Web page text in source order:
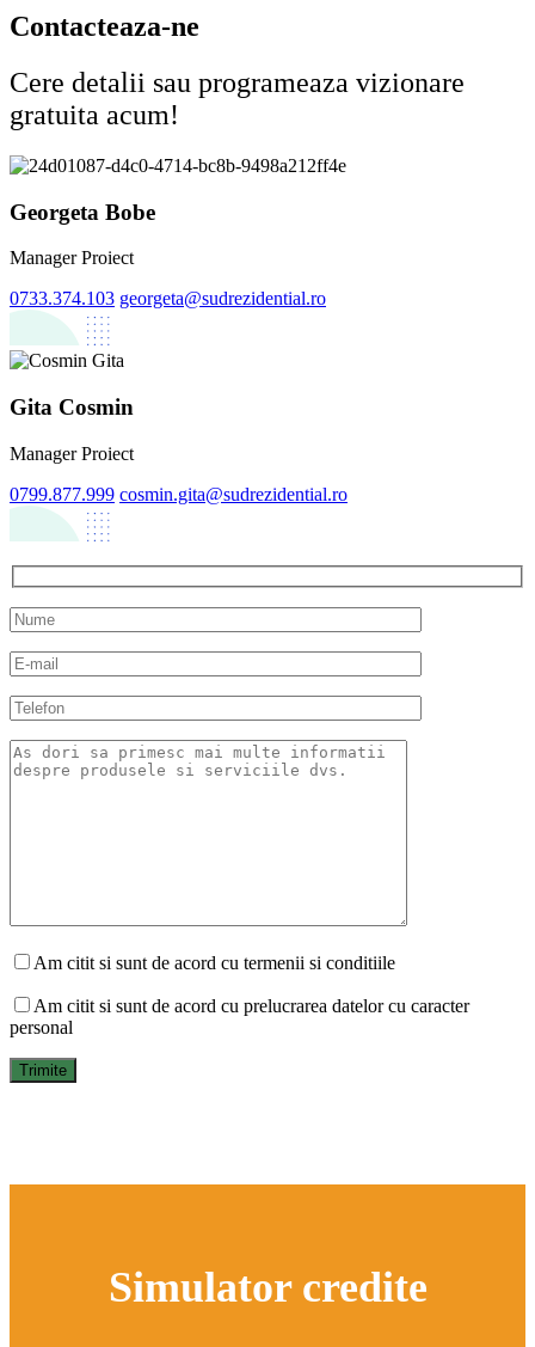
Contacteaza-ne
Cere detalii sau programeaza vizionare
gratuita acum!
Georgeta Bobe
Manager Proiect
0733.374.103 georgeta@sudrezidential.ro
Gita Cosmin
Manager Proiect
0799.877.999 cosmin.gita@sudrezidential.ro
Am citit si sunt de acord cu termenii si conditiile
Am citit si sunt de acord cu prelucrarea datelor cu caracter
personal
Simulator credite